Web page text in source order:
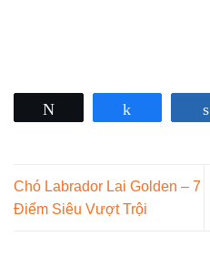
Chó Labrador Lai Golden – 7
Điểm Siêu Vượt Trội